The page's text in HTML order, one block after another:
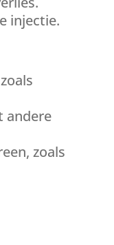
injectie.
andere
zoals